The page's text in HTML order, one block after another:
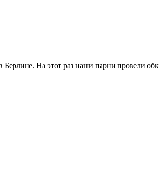
На этот раз наши парни провели